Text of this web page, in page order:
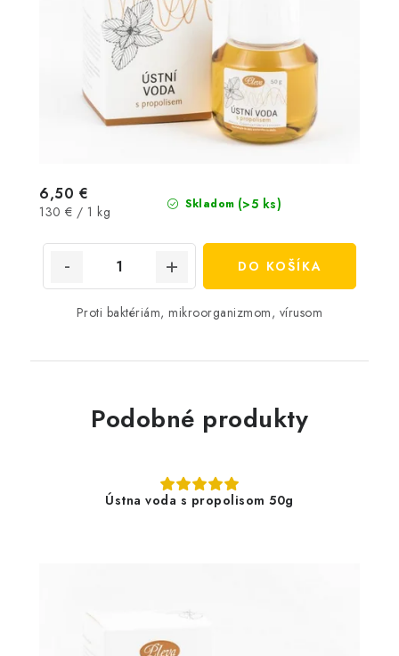
Skladom (>5 ks)
6,50 €
Jednotková
130 € / 1 kg
DO KOŠÍKA
Proti baktériám, mikroorganizmom, vírusom
Podobné produkty
Ústna voda s propolisom 50g